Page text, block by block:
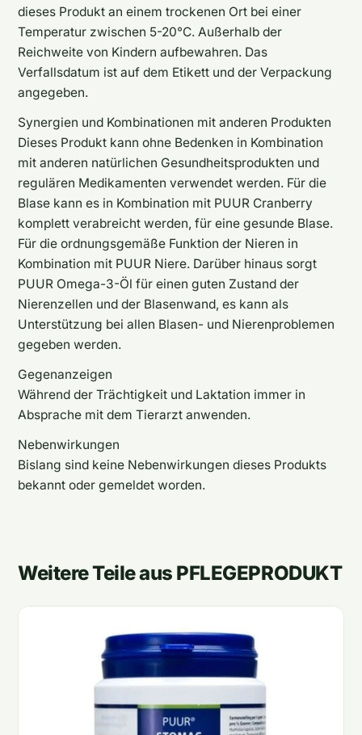
dieses Produkt an einem trockenen Ort bei einer
Temperatur zwischen 5-20°C. Außerhalb der
Reichweite von Kindern aufbewahren. Das
Verfallsdatum ist auf dem Etikett und der Verpackung
angegeben.
Synergien und Kombinationen mit anderen Produkten
Dieses Produkt kann ohne Bedenken in Kombination
mit anderen natürlichen Gesundheitsprodukten und
regulären Medikamenten verwendet werden. Für die
Blase kann es in Kombination mit PUUR Cranberry
komplett verabreicht werden, für eine gesunde Blase.
Für die ordnungsgemäße Funktion der Nieren in
Kombination mit PUUR Niere. Darüber hinaus sorgt
PUUR Omega-3-Öl für einen guten Zustand der
Nierenzellen und der Blasenwand, es kann als
Unterstützung bei allen Blasen- und Nierenproblemen
gegeben werden.
Gegenanzeigen
Während der Trächtigkeit und Laktation immer in
Absprache mit dem Tierarzt anwenden.
Nebenwirkungen
Bislang sind keine Nebenwirkungen dieses Produkts
bekannt oder gemeldet worden.
Weitere Teile aus PFLEGEPRODUKT